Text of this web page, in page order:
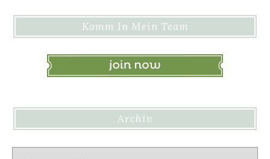
Komm In Mein Team
Archiv